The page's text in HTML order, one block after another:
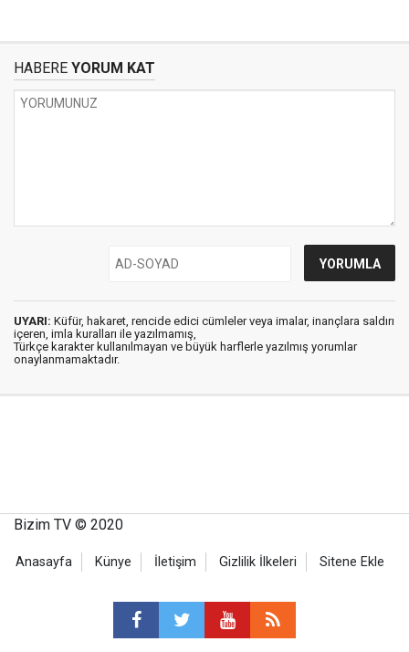
HABERE YORUM KAT
UYARI: Küfür, hakaret, rencide edici cümleler veya imalar, inançlara saldırı
içeren, imla kuralları ile yazılmamış,
Türkçe karakter kullanılmayan ve büyük harflerle yazılmış yorumlar
onaylanmamaktadır.
Bizim TV © 2020
Anasayfa Künye İletişim Gizlilik İlkeleri Sitene Ekle